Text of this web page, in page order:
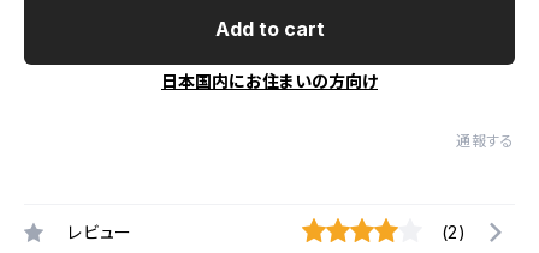
Add to cart
日本国内にお住まいの方向け
通報する
レビュー (2)